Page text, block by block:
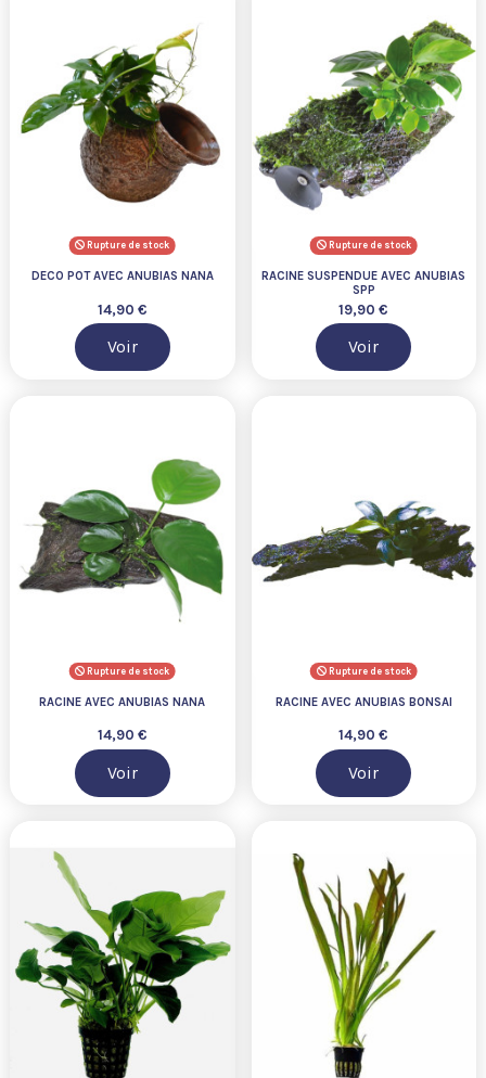
Rupture de stock
DECO POT AVEC ANUBIAS NANA
14,90 €
Voir
Rupture de stock
RACINE SUSPENDUE AVEC ANUBIAS
SPP
19,90 €
Voir
Rupture de stock
RACINE AVEC ANUBIAS NANA
14,90 €
Voir
Rupture de stock
RACINE AVEC ANUBIAS BONSAI
14,90 €
Voir